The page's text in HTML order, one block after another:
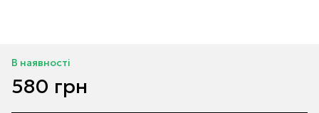
В наявності
580 грн